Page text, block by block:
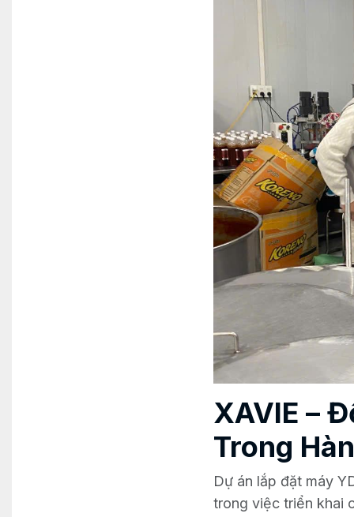
XAVIE –
Trong
Dự án lắp đặt máy
trong việc triển khai